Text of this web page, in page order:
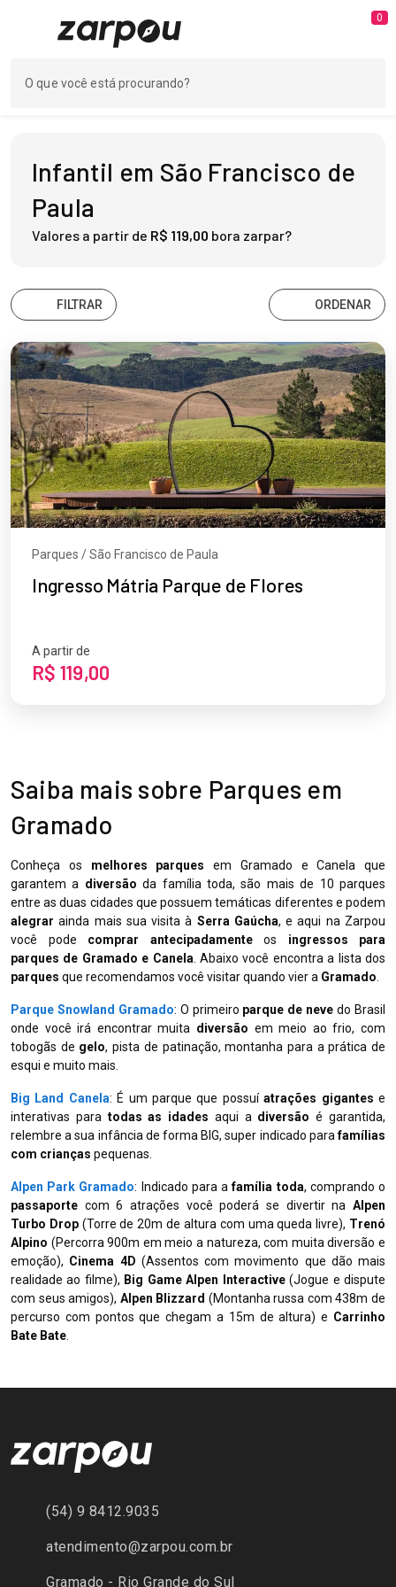
0
Infantil em São Francisco de
Paula
Valores a partir de R$ 119,00 bora zarpar?
FILTRAR ORDENAR
Parques / São Francisco de Paula
Ingresso Mátria Parque de Flores
A partir de
R$ 119,00
Saiba mais sobre Parques em
Gramado
Conheça os melhores parques em Gramado e Canela que
garantem a diversão da família toda, são mais de 10 parques
entre as duas cidades que possuem temáticas diferentes e podem
alegrar ainda mais sua visita à Serra Gaúcha, e aqui na Zarpou
você pode comprar antecipadamenteos ingressos para
parques de Gramado e Canela . Abaixo você encontra a lista dos
parques que recomendamos você visitar quando vier a Gramado
Parque Snowland Gramado: O primeiro parque de neve do Brasil
onde você irá encontrar muita diversão em meio ao frio, com
tobogãs de gelo, pista de patinação, montanha para a prática de
esqui e muito mais.
Big Land Canela: É um parque que possuíatrações gigantes e
interativas para todas as idades aqui a diversão é garantida,
relembre a sua infância de forma BIG, super indicado parafamílias
com crianças pequenas.
Alpen Park Gramado: Indicado para afamília toda, comprando o
passaporte com 6 atrações você poderá se divertir na Alpen
Turbo Drop(Torre de 20m de altura com uma queda livre), Trenó
Alpino (Percorra 900m em meio a natureza, com muita diversão e
emoção), Cinema 4D (Assentos com movimento que dão mais
realidade ao filme), Big Game Alpen Interactive(Jogue e dispute
com seus amigos), Alpen Blizzard (Montanha russa com 438m de
percurso com pontos que chegam a 15m de altura) e Carrinho
Bate Bate
(54) 9 8412.9035
atendimento@zarpou.com.br
Gramado - Rio Grande do Sul